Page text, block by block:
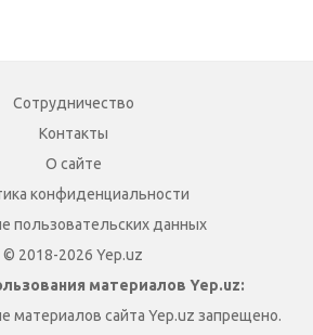
Сотрудничество
Контакты
О сайте
конфиденциальности
пользовательских данных
© 2018-2026 Yep.uz
материалов Yep.uz:
материалов сайта Yep.uz запрещено.